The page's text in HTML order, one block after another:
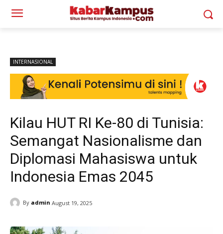
INTERNASIONAL
Kilau HUT RI Ke-80 di Tunisia:
Semangat Nasionalisme dan
Diplomasi Mahasiswa untuk
Indonesia Emas 2045
By admin August 19, 2025